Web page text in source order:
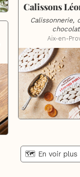
Calissons
Calissonnerie,
Aix-en-
🗺️ En voir plus